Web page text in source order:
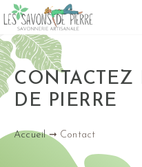
CONTACTEZ
DE PIERRE
Accueil➞ Contact